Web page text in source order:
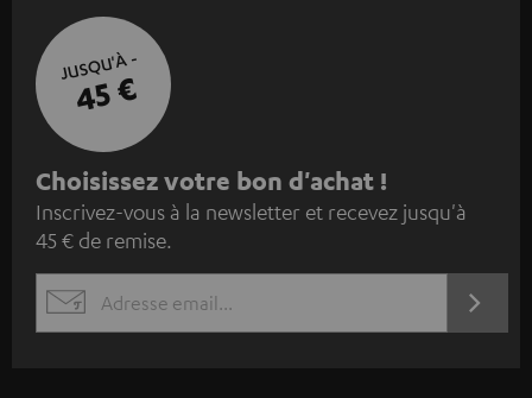
JUSQU'À -
45 €
I
n
s
c
Choisissez votre bon d'achat !
Inscrivez-vous à la newsletter et recevez jusqu'à
45 € de remise.
EMAIL